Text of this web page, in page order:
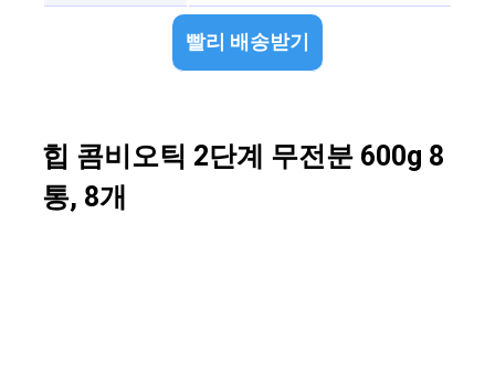
빨리 배송받기
힙 콤비오틱 2단계 무전분 600g 8
통, 8개